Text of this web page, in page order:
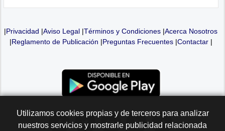
|Privacidad |Aviso Legal |Términos y Condiciones |Acerca Nosotros
|Reglamento de Publicación |Preguntas Frecuentes|Contactar|
Utilizamos cookies propias y de terceros para analizar
nuestros servicios y mostrarle publicidad relacionada